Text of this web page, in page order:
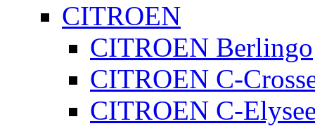
CITROEN
CITROEN Berlingo
CITROEN C-
CITROEN C-